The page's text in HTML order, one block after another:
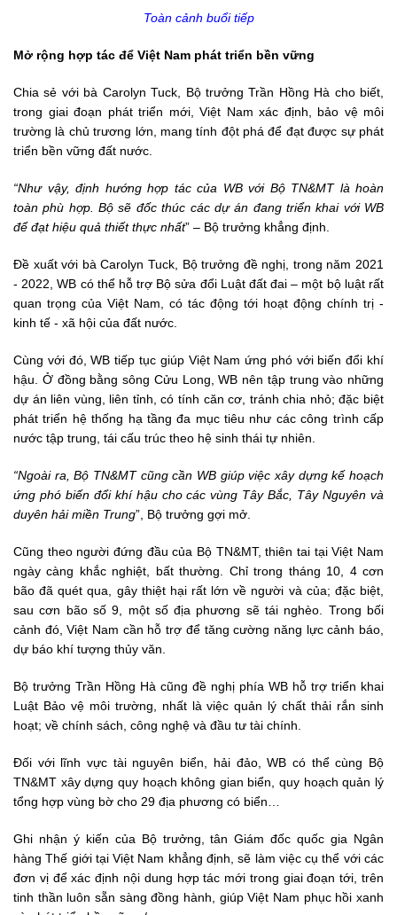
Toàn cảnh buổi tiếp
Mở rộng hợp tác để Việt Nam phát triển bền vững
Chia sẻ với bà Carolyn Tuck, Bộ trưởng Trần Hồng Hà cho biết,
trong giai đoạn phát triển mới, Việt Nam xác định, bảo vệ môi
trường là chủ trương lớn, mang tính đột phá để đạt được sự phát
triển bền vững đất nước.
“Như vậy, định hướng hợp tác của WB với Bộ TN&MT là hoàn
toàn phù hợp. Bộ sẽ đốc thúc các dự án đang triển khai với WB
để đạt hiệu quả thiết thực nhất” – Bộ trưởng khẳng định.
Đề xuất với bà Carolyn Tuck, Bộ trưởng đề nghị, trong năm 2021
- 2022, WB có thể hỗ trợ Bộ sửa đổi Luật đất đai – một bộ luật rất
quan trọng của Việt Nam, có tác động tới hoạt động chính trị -
kinh tế - xã hội của đất nước.
Cùng với đó, WB tiếp tục giúp Việt Nam ứng phó với biến đổi khí
hậu. Ở đồng bằng sông Cửu Long, WB nên tập trung vào những
dự án liên vùng, liên tỉnh, có tính căn cơ, tránh chia nhỏ; đặc biệt
phát triển hệ thống hạ tầng đa mục tiêu như các công trình cấp
nước tập trung, tái cấu trúc theo hệ sinh thái tự nhiên.
“Ngoài ra, Bộ TN&MT cũng cần WB giúp việc xây dựng kế hoạch
ứng phó biến đổi khí hậu cho các vùng Tây Bắc, Tây Nguyên và
duyên hải miền Trung”, Bộ trưởng gợi mở.
Cũng theo người đứng đầu của Bộ TN&MT, thiên tai tại Việt Nam
ngày càng khắc nghiệt, bất thường. Chỉ trong tháng 10, 4 cơn
bão đã quét qua, gây thiệt hại rất lớn về người và của; đặc biệt,
sau cơn bão số 9, một số địa phương sẽ tái nghèo. Trong bối
cảnh đó, Việt Nam cần hỗ trợ để tăng cường năng lực cảnh báo,
dự báo khí tượng thủy văn.
Bộ trưởng Trần Hồng Hà cũng đề nghị phía WB hỗ trợ triển khai
Luật Bảo vệ môi trường, nhất là việc quản lý chất thải rắn sinh
hoạt; về chính sách, công nghệ và đầu tư tài chính.
Đối với lĩnh vực tài nguyên biển, hải đảo, WB có thể cùng Bộ
TN&MT xây dựng quy hoạch không gian biển, quy hoạch quản lý
tổng hợp vùng bờ cho 29 địa phương có biển…
Ghi nhận ý kiến của Bộ trưởng, tân Giám đốc quốc gia Ngân
hàng Thế giới tại Việt Nam khẳng định, sẽ làm việc cụ thể với các
đơn vị để xác định nội dung hợp tác mới trong giai đoạn tới, trên
tinh thần luôn sẵn sàng đồng hành, giúp Việt Nam phục hồi xanh